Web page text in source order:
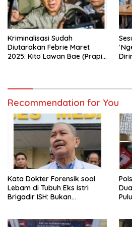
Kriminalisasi Sudah
Diutarakan Febrie Maret
2025: Kito Lawan Bae (Prapid
Recommendation for You
Kata Dokter Forensik soal
Lebam di Tubuh Eks Istri
Brigadir ISH: Bukan